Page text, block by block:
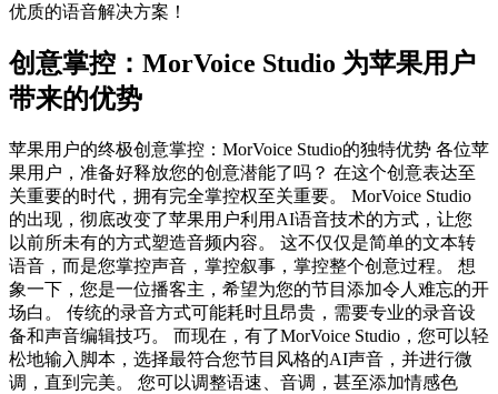
优质的语音解决方案！
创意掌控：MorVoice Studio 为苹果用户
带来的优势
苹果用户的终极创意掌控：MorVoice Studio的独特优势 各位苹
果用户，准备好释放您的创意潜能了吗？ 在这个创意表达至
关重要的时代，拥有完全掌控权至关重要。 MorVoice Studio
的出现，彻底改变了苹果用户利用AI语音技术的方式，让您
以前所未有的方式塑造音频内容。 这不仅仅是简单的文本转
语音，而是您掌控声音，掌控叙事，掌控整个创意过程。 想
象一下，您是一位播客主，希望为您的节目添加令人难忘的开
场白。 传统的录音方式可能耗时且昂贵，需要专业的录音设
备和声音编辑技巧。 而现在，有了MorVoice Studio，您可以轻
松地输入脚本，选择最符合您节目风格的AI声音，并进行微
调，直到完美。 您可以调整语速、音调，甚至添加情感色